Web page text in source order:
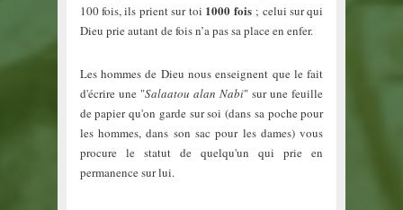
100 fois, ils prient sur toi 1000 fois; celui sur qui
Dieu prie autant de fois n’a pas sa place en enfer.
Les hommes de Dieu nous enseignent que le fait
d'écrire une "Salaatou alan Nabi" sur une feuille
de papier qu'on garde sur soi (dans sa poche pour
les hommes, dans son sac pour les dames) vous
procure le statut de quelqu'un qui prie en
permanence sur lui.